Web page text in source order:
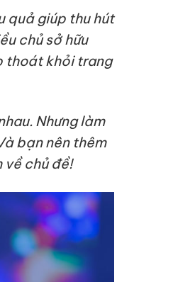
quả giúp thu hút
chủ sở hữu
thoát khỏi trang
Nhưng làm
bạn nên thêm
về chủ đề!